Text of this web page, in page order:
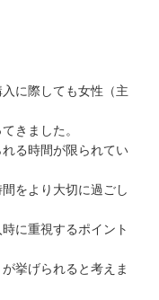
に際しても女性（主
きました。
る時間が限られてい
をより大切に過ごし
に重視するポイント
挙げられると考えま